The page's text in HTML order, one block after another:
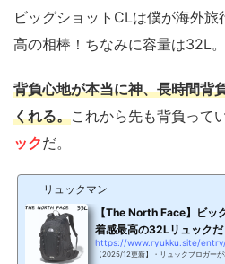
ビッグショットCLは僕が海外
高の相棒！ちなみに容量は32L。
背負心地が本当に神、長時間背
くれる。これから先も背負って
ックだ。
リュックマン
【The North Face】ビッ
着感最高の32Lリュックだ
https://www.ryukku.site/
【2025/12更新】・リュックブロガー